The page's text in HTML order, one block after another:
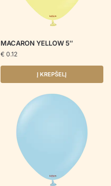
MACARON YELLOW 5″
€ 0.12
Į KREPŠELĮ